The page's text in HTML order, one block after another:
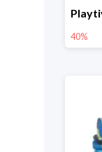
40%